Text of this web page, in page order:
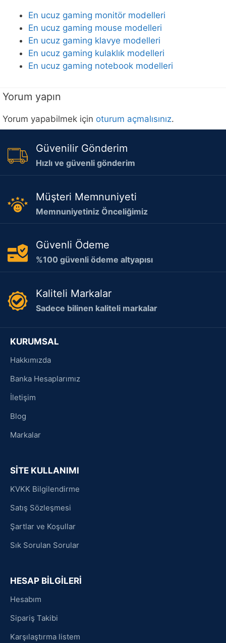
En ucuz gaming monitör modelleri
En ucuz gaming mouse modelleri
En ucuz gaming klavye modelleri
En ucuz gaming kulaklık modelleri
En ucuz gaming notebook modelleri
Yorum yapın
Yorum yapabilmek için oturum açmalısınız.
Güvenilir Gönderim
Hızlı ve güvenli gönderim
Müşteri Memnuniyeti
Memnuniyetiniz Önceliğimiz
Güvenli Ödeme
%100 güvenli ödeme altyapısı
Kaliteli Markalar
Sadece bilinen kaliteli markalar
KURUMSAL
Hakkımızda
Banka Hesaplarımız
İletişim
Blog
Markalar
SİTE KULLANIMI
KVKK Bilgilendirme
Satış Sözleşmesi
Şartlar ve Koşullar
Sık Sorulan Sorular
HESAP BİLGİLERİ
Hesabım
Sipariş Takibi
Karşılaştırma listem